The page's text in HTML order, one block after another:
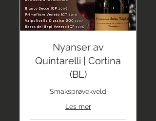
Nyanser av
Quintarelli | Cortina
(BL)
Smaksprøvekveld
Les mer